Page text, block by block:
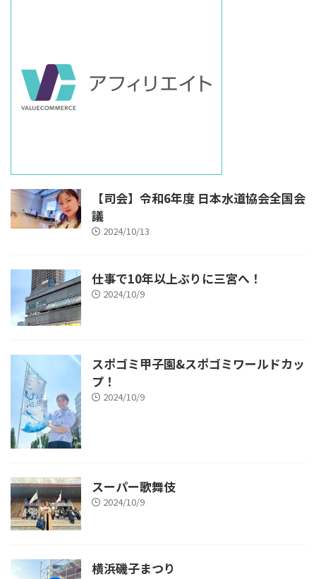
【司会】令和6年度 日本水道協会全国会
議
2024/10/13
仕事で10年以上ぶりに三宮へ！
2024/10/9
スポゴミ甲子園&スポゴミワールドカッ
プ！
2024/10/9
スーパー歌舞伎
2024/10/9
横浜磯子まつり